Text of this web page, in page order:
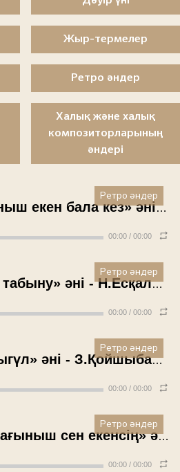
Жыр-термелер
Ретро әндер
Халық және халық
композиторларының
әндері
«Сағыныш екен бала кез» әні - Ж.Махамбетов (1980 жыл)
00:00 / 00:00
Ретро әндер
«Күнге табыну» әні - Н.Есқалиева (1980 жыл)
00:00 / 00:00
Ретро әндер
«Жақсыгүл» әні - З.Қойшыбаева (1980 жыл)
00:00 / 00:00
Ретро әндер
«Сол сағыныш сен екенсің» әні - З.Қойшыбаева (1979 жыл)
00:00 / 00:00
Ретро әндер